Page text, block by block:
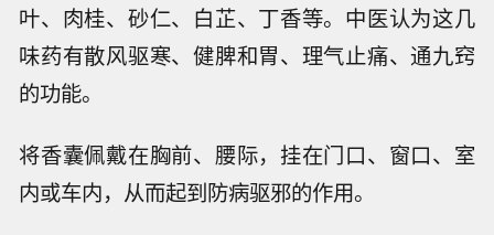
叶、肉桂、砂仁、白芷、丁香等。中医认为这几
味药有散风驱寒、健脾和胃、理气止痛、通九窍
的功能。
将香囊佩戴在胸前、腰际，挂在门口、窗口、室
内或车内，从而起到防病驱邪的作用。